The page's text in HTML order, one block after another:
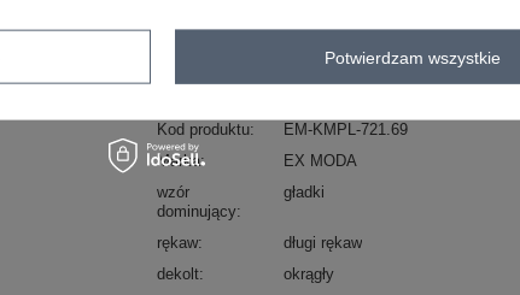
+48 601 547 740 Zadaj pytanie
Kod produktu
EM-KMPL-721.69
Marka
EX MODA
wzór
dominujący
gładki
rękaw
długi rękaw
dekolt
okrągły
Potwierdzam wszystkie